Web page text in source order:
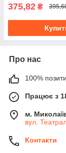
375,82 ₴
Про нас
100%
Працює з
м.
вул.
Контакти